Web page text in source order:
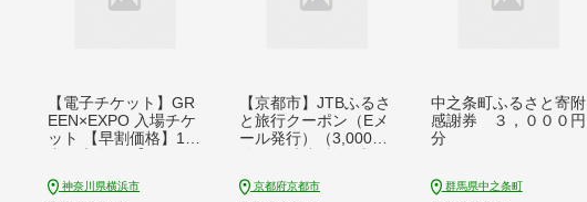
【電子チケット】GR
EEN×EXPO 入場チケ
ット 【早割価格】1日
神奈川県横浜市
【京都市】JTBふるさ
と旅行クーポン（Eメ
ール発行）（3,000円
ポン Eメール発行 ク
京都府京都市
中之条町ふるさと寄附
感謝券 ３，０００円
分
群馬県中之条町